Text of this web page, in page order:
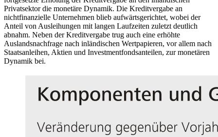
Privatsektor die monetäre Dynamik. Die Kreditvergabe an
nichtfinanzielle Unternehmen blieb aufwärtsgerichtet, wobei der
Anteil von Ausleihungen mit langen Laufzeiten zuletzt deutlich
abnahm. Neben der Kreditvergabe trug auch eine erhöhte
Auslandsnachfrage nach inländischen Wertpapieren, vor allem nach
Staatsanleihen, Aktien und Investmentfondsanteilen, zur monetären
Dynamik bei.